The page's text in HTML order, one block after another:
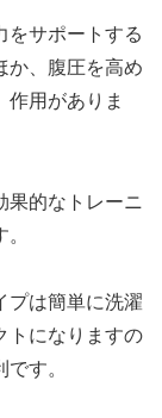
をサポートする
か、腹圧を高め
作用がありま
果的なトレーニ
プは簡単に洗濯
トになりますの
す。